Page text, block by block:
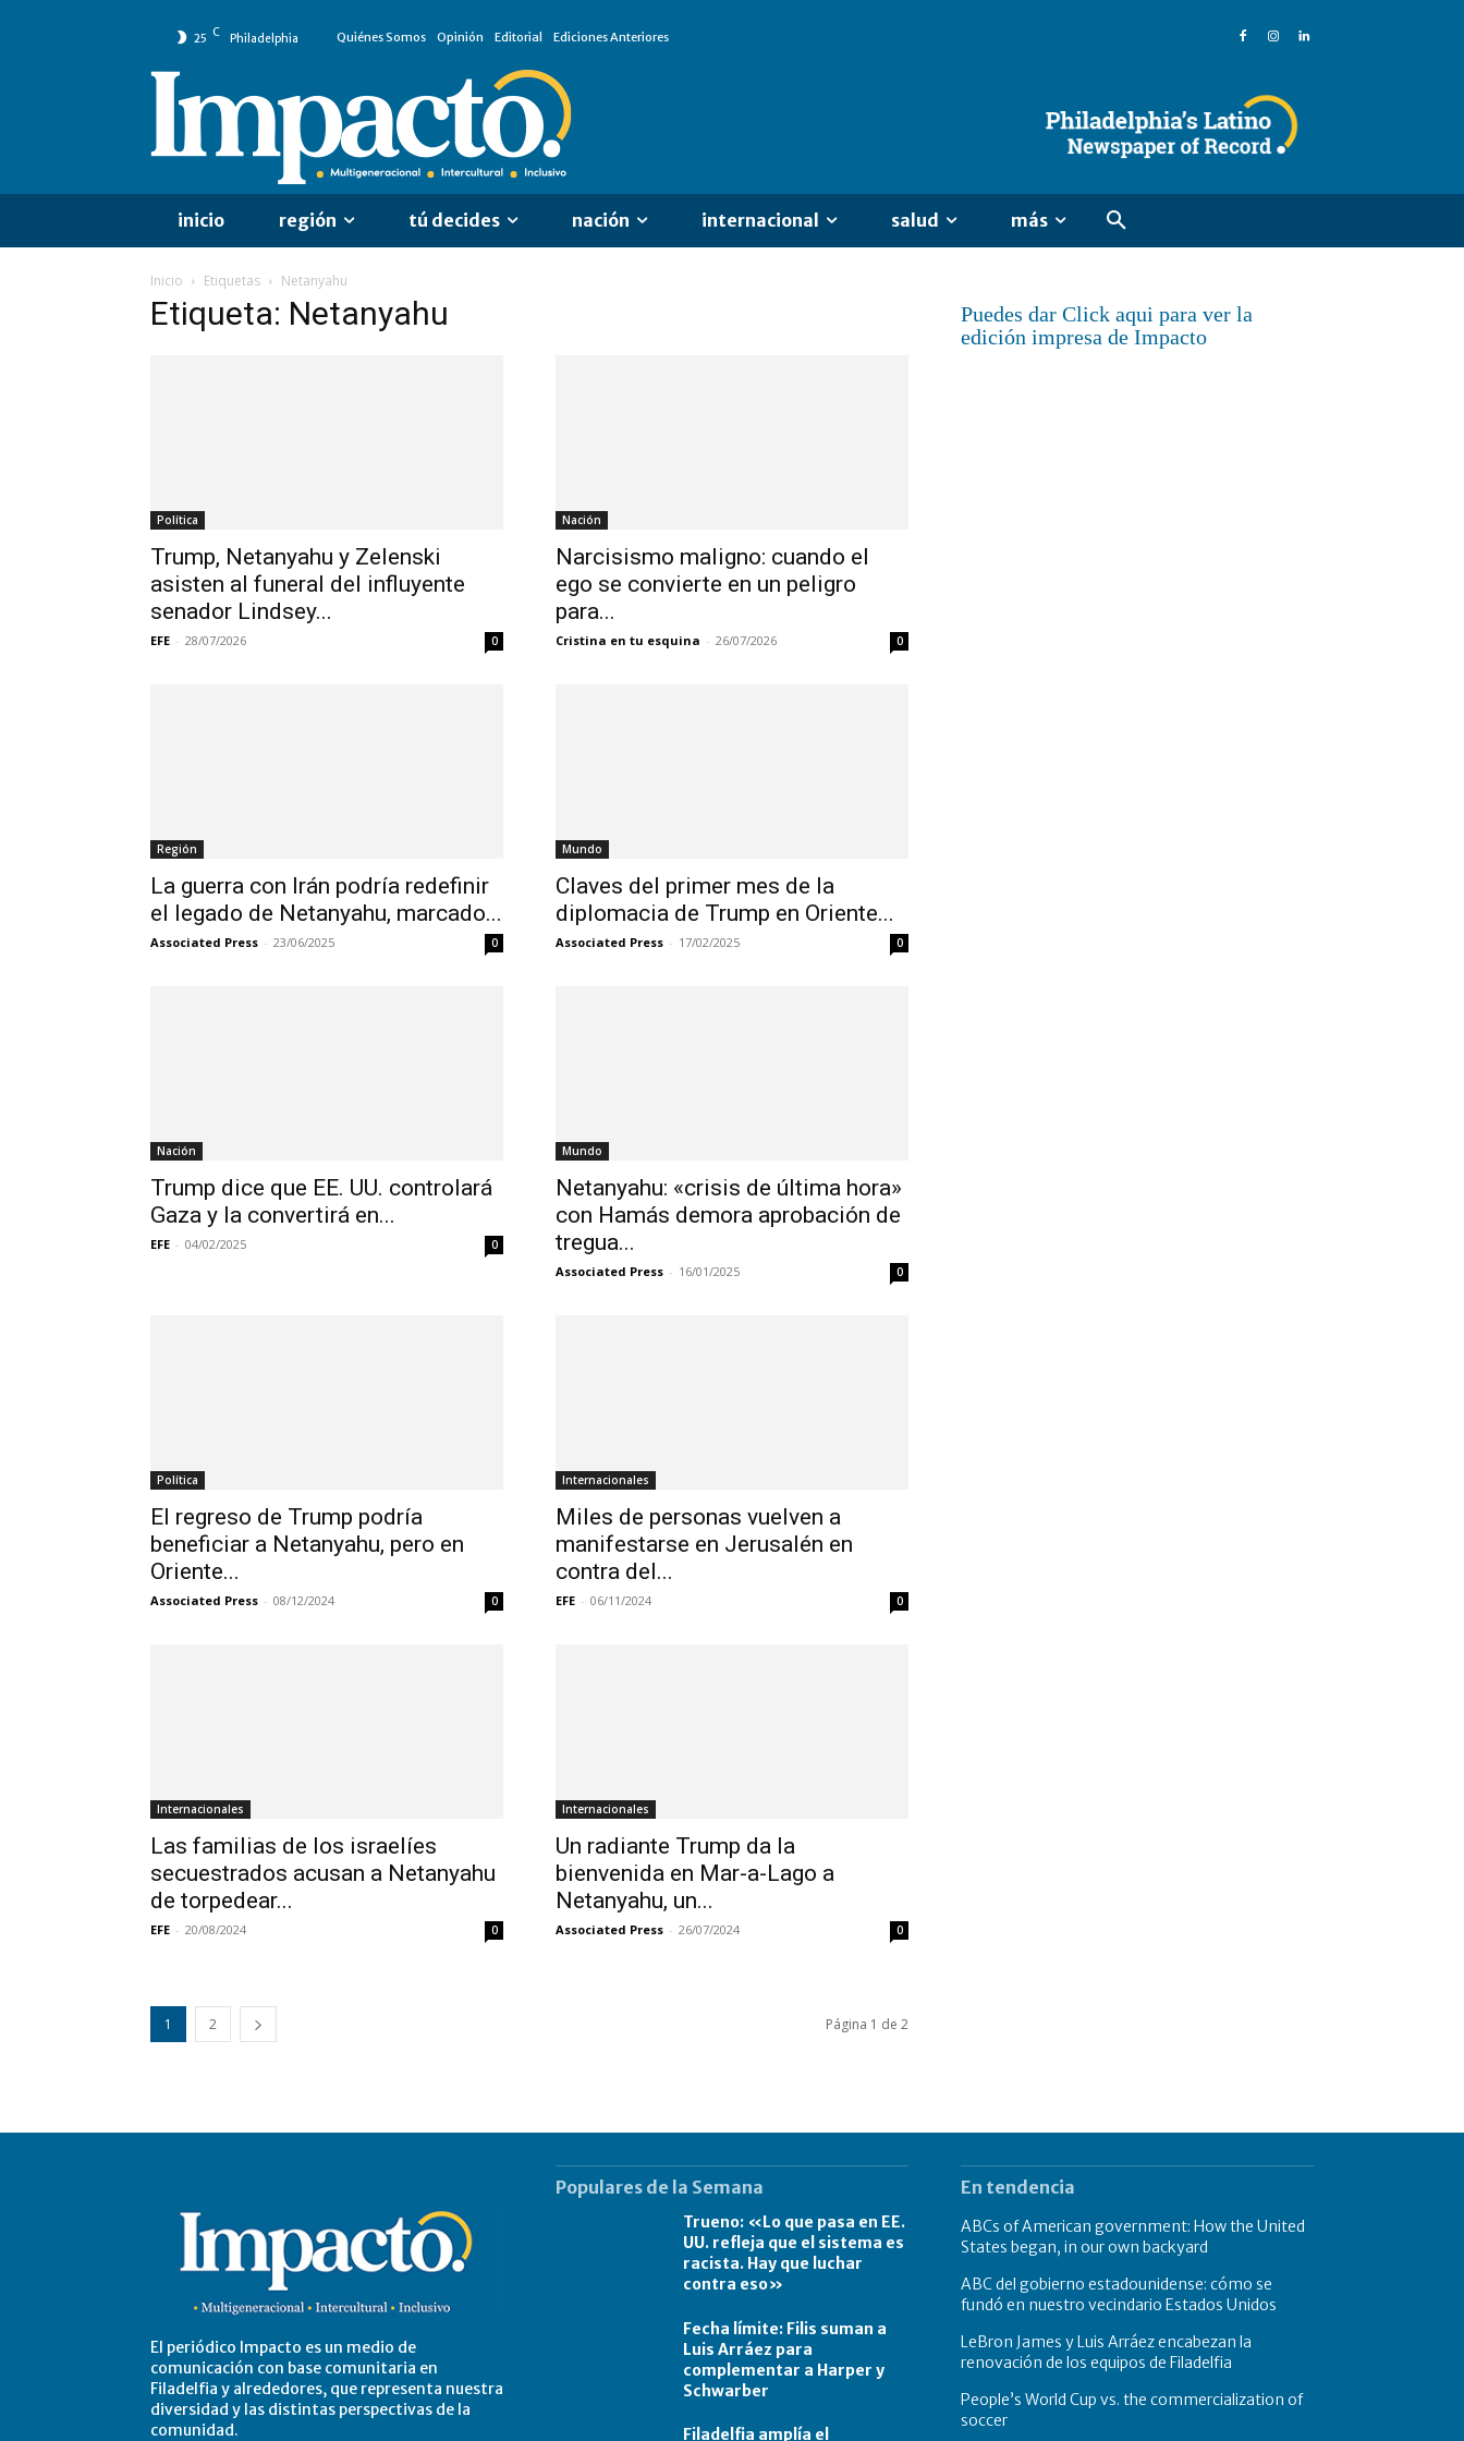
25 C Philadelphia Quiénes Somos Opinión Editorial Ediciones Anteriores
inicio región tú decides nación internacional salud más
Inicio Etiquetas Netanyahu
Etiqueta: Netanyahu
Política
Trump, Netanyahu y Zelenski
asisten al funeral del influyente
senador Lindsey...
EFE - 28/07/2026 0
Nación
Narcisismo maligno: cuando el
ego se convierte en un peligro
para...
Cristina en tu esquina - 26/07/2026 0
Región
La guerra con Irán podría redefinir
el legado de Netanyahu, marcado...
Associated Press - 23/06/2025 0
Mundo
Claves del primer mes de la
diplomacia de Trump en Oriente...
Associated Press - 17/02/2025 0
Nación
Trump dice que EE. UU. controlará
Gaza y la convertirá en...
EFE - 04/02/2025 0
Mundo
Netanyahu: «crisis de última hora»
con Hamás demora aprobación de
tregua...
Associated Press - 16/01/2025 0
Política
El regreso de Trump podría
beneficiar a Netanyahu, pero en
Oriente...
Associated Press - 08/12/2024 0
Internacionales
Miles de personas vuelven a
manifestarse en Jerusalén en
contra del...
EFE - 06/11/2024 0
Internacionales
Las familias de los israelíes
secuestrados acusan a Netanyahu
de torpedear...
EFE - 20/08/2024 0
Internacionales
Un radiante Trump da la
bienvenida en Mar-a-Lago a
Netanyahu, un...
Associated Press - 26/07/2024 0
1 2 Página 1 de 2
Puedes dar Click aqui para ver la
edición impresa de Impacto
El periódico Impacto es un medio de
comunicación con base comunitaria en
Filadelfia y alrededores, que representa nuestra
diversidad y las distintas perspectivas de la
comunidad.
Populares de la Semana
Trueno: «Lo que pasa en EE.
UU. refleja que el sistema es
racista. Hay que luchar
contra eso»
Fecha límite: Filis suman a
Luis Arráez para
complementar a Harper y
Schwarber
Filadelfia amplía el
En tendencia
ABCs of American government: How the United
States began, in our own backyard
ABC del gobierno estadounidense: cómo se
fundó en nuestro vecindario Estados Unidos
LeBron James y Luis Arráez encabezan la
renovación de los equipos de Filadelfia
People’s World Cup vs. the commercialization of
soccer